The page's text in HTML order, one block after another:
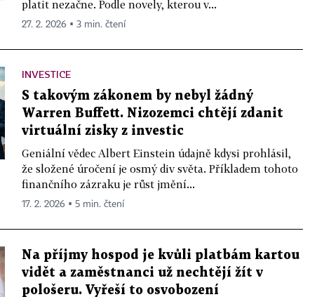
platit nezačne. Podle novely, kterou v...
27. 2. 2026 ▪ 3 min. čtení
INVESTICE
S takovým zákonem by nebyl žádný
Warren Buffett. Nizozemci chtějí zdanit
virtuální zisky z investic
Geniální vědec Albert Einstein údajně kdysi prohlásil,
že složené úročení je osmý div světa. Příkladem tohoto
finančního zázraku je růst jmění...
17. 2. 2026 ▪ 5 min. čtení
Na příjmy hospod je kvůli platbám kartou
vidět a zaměstnanci už nechtějí žít v
pološeru. Vyřeší to osvobození